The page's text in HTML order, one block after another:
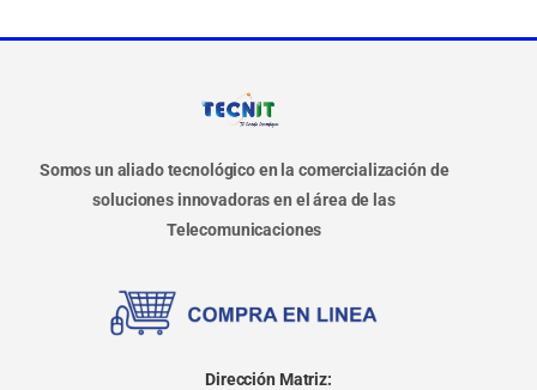
Somos un aliado tecnológico en la comercialización de
soluciones innovadoras en el área de las
Telecomunicaciones
Dirección Matriz: